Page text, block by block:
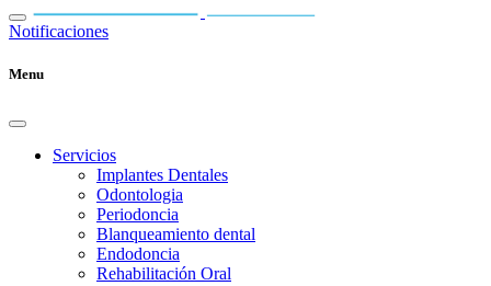
Notificaciones
Menu
Servicios
Implantes Dentales
Odontologia
Periodoncia
Blanqueamiento dental
Endodoncia
Rehabilitación Oral